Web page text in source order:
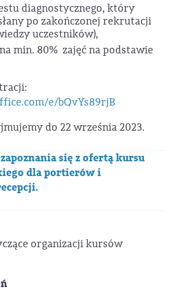
diagnostycznego, który
po zakończonej rekrutacji
uczestników),
min. 80% zajęć na podstawie
e/bQvYs89rjB
do 22 września 2023.
się z ofertą kursu
dla portierów i
organizacji kursów